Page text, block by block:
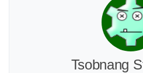
Tsobnang